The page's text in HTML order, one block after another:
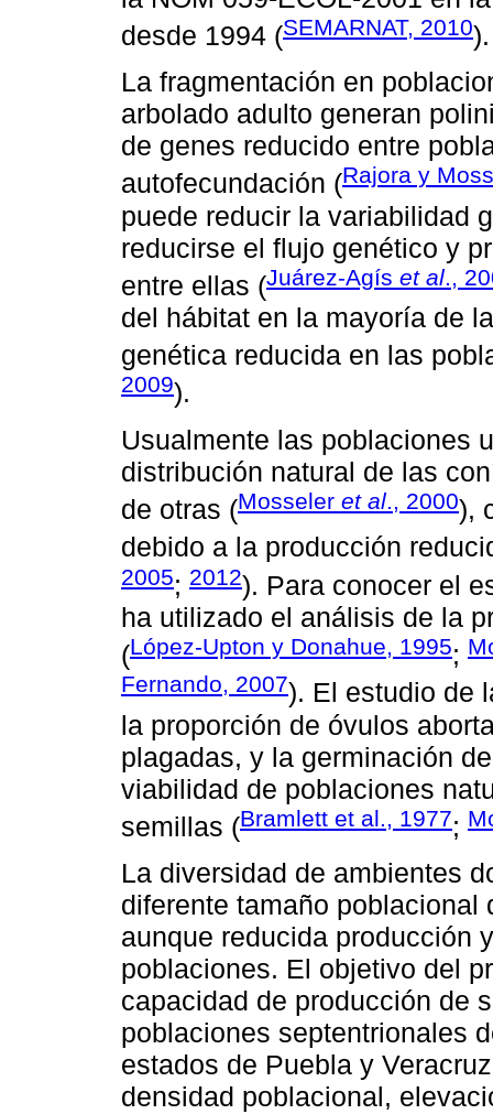
desde 1994 (SEMARNAT, 2010).
La fragmentación en
arbolado adulto generan
de genes reducido entre
autofecundación (Rajora y
puede reducir la variabilidad
reducirse el flujo genético y
entre ellas (Juárez-Agís et al.,
del hábitat en la mayoría de
genética reducida en las
2009).
Usualmente las poblaciones
distribución natural de las
de otras (Mosseler et al., 2000),
debido a la producción
2005; 2012). Para conocer el
ha utilizado el análisis de la
(López-Upton y Donahue, 1995;
Fernando, 2007). El estudio de
la proporción de óvulos
plagadas, y la germinación
viabilidad de poblaciones
semillas (Bramlett et al., 1977;
La diversidad de ambientes
diferente tamaño
aunque reducida producción
poblaciones. El objetivo del
capacidad de producción de
poblaciones septentrionales
estados de Puebla y
densidad poblacional,